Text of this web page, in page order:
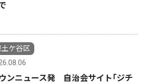
土ケ谷区
ンニュース発 自治会サイト｢ジチ